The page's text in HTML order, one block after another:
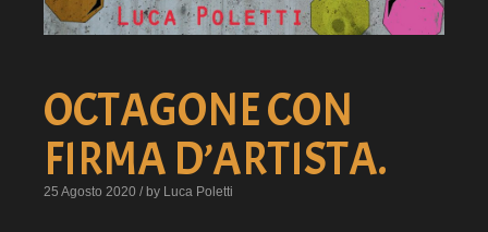
OCTAGONE CON
FIRMA D’ARTISTA.
25 Agosto 2020 / by Luca Poletti